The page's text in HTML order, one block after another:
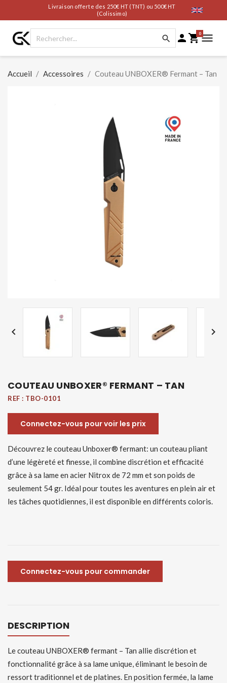
Livraison offerte des 250€ HT (TNT) ou 500€ HT
(Colissimo)
  0
Accueil Accessoires Couteau UNBOXER® Fermant – Tan
 
COUTEAU UNBOXER® FERMANT – TAN
REF : TBO-0101
Connectez-vous pour voir les prix
Découvrez le couteau Unboxer® fermant: un couteau pliant
d’une légèreté et finesse, il combine discrétion et efficacité
grâce à sa lame en acier Nitrox de 72 mm et son poids de
seulement 54 gr. Idéal pour toutes les aventures en plein air et
les tâches quotidiennes, il est disponible en différents coloris.
Connectez-vous pour commander
DESCRIPTION
Le couteau UNBOXER® fermant – Tan allie discrétion et
fonctionnalité grâce à sa lame unique, éliminant le besoin de
ressort traditionnel et de platines. En position fermée, la lame